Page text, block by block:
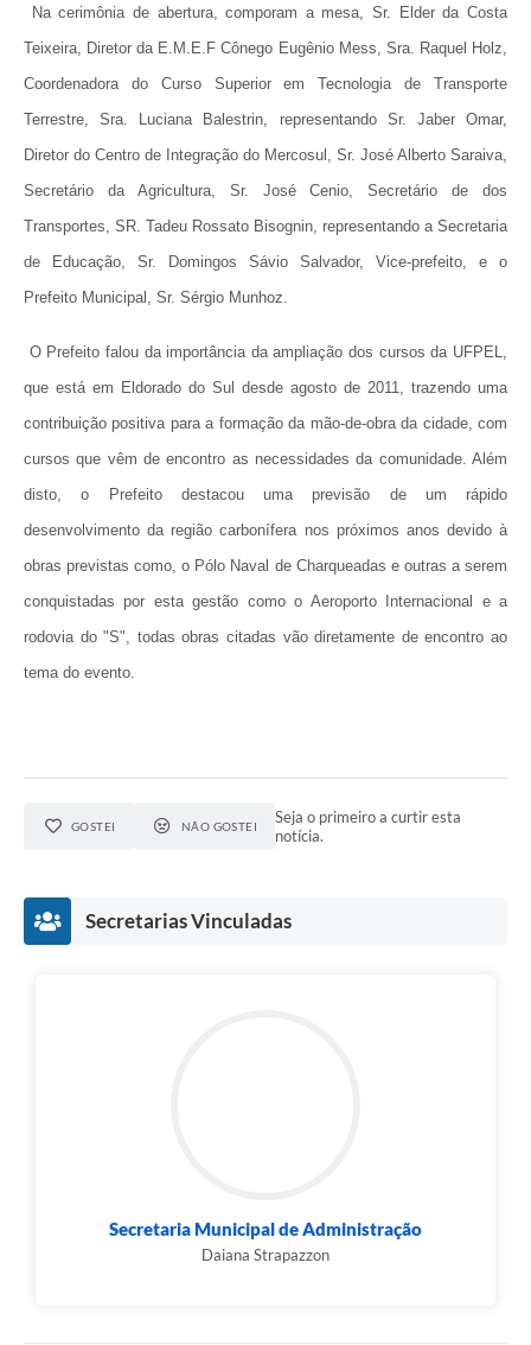
Na cerimônia de abertura, comporam a mesa, Sr. Elder da Costa
Teixeira, Diretor da E.M.E.F Cônego Eugênio Mess, Sra. Raquel Holz,
Coordenadora do Curso Superior em Tecnologia de Transporte
Terrestre, Sra. Luciana Balestrin, representando Sr. Jaber Omar,
Diretor do Centro de Integração do Mercosul, Sr. José Alberto Saraiva,
Secretário da Agricultura, Sr. José Cenio, Secretário de dos
Transportes, SR. Tadeu Rossato Bisognin, representando a Secretaria
de Educação, Sr. Domingos Sávio Salvador, Vice-prefeito, e o
Prefeito Municipal, Sr. Sérgio Munhoz.
O Prefeito falou da importância da ampliação dos cursos da UFPEL,
que está em Eldorado do Sul desde agosto de 2011, trazendo uma
contribuição positiva para a formação da mão-de-obra da cidade, com
cursos que vêm de encontro as necessidades da comunidade. Além
disto, o Prefeito destacou uma previsão de um rápido
desenvolvimento da região carbonífera nos próximos anos devido à
obras previstas como, o Pólo Naval de Charqueadas e outras a serem
conquistadas por esta gestão como o Aeroporto Internacional e a
rodovia do "S", todas obras citadas vão diretamente de encontro ao
tema do evento.
GOSTEI NÃO GOSTEI
Seja o primeiro a curtir esta
notícia.
Secretarias Vinculadas
Secretaria Municipal de Administração
Daiana Strapazzon